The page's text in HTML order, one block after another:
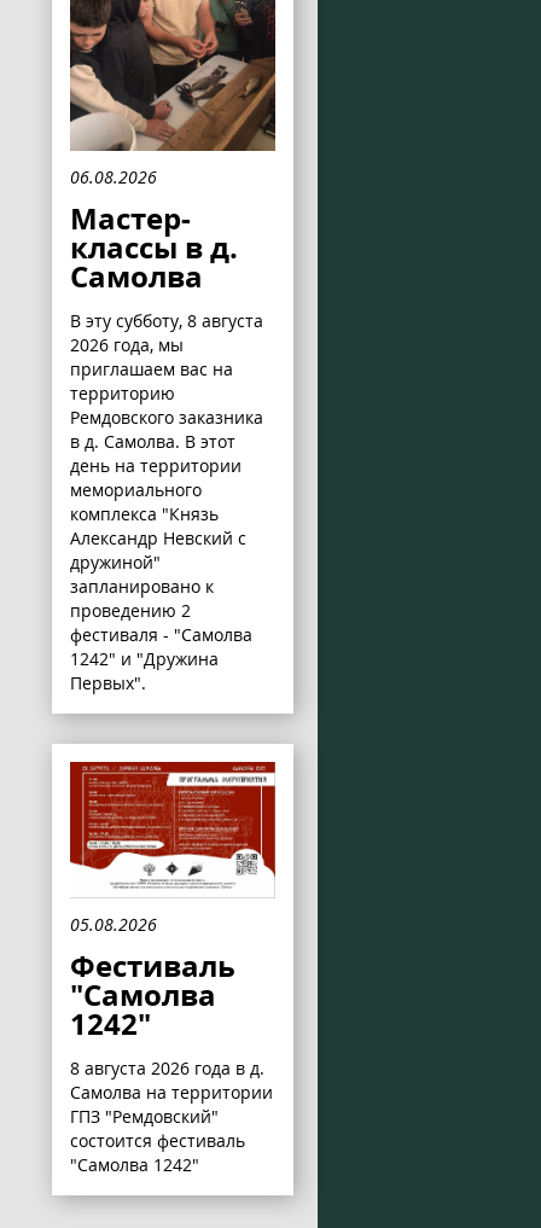
06.08.2026
Мастер-
классы в д.
Самолва
В эту субботу, 8 августа
2026 года, мы
приглашаем вас на
территорию
Ремдовского заказника
в д. Самолва. В этот
день на территории
мемориального
комплекса "Князь
Александр Невский с
дружиной"
запланировано к
проведению 2
фестиваля - "Самолва
1242" и "Дружина
Первых".
05.08.2026
Фестиваль
"Самолва
1242"
8 августа 2026 года в д.
Самолва на территории
ГПЗ "Ремдовский"
состоится фестиваль
"Самолва 1242"